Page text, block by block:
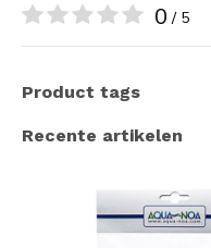
0 / 5
Product tags
Recente artikelen